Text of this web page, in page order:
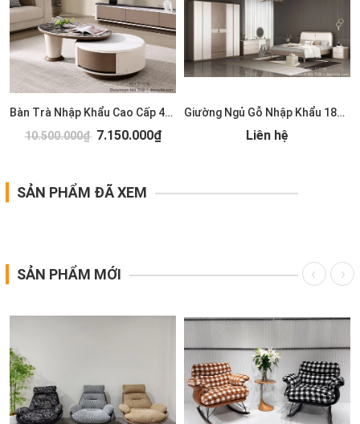
Bàn Trà Nhập Khẩu Cao Cấp 489S
10.500.000₫ 7.150.000₫
Giường Ngủ Gỗ Nhập Khẩu 185T
Liên hệ
SẢN PHẨM ĐÃ XEM
SẢN PHẨM MỚI